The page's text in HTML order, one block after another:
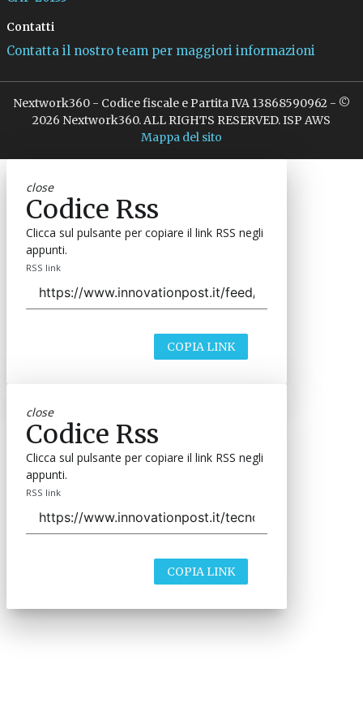
Contatti
Contatta il nostro team per maggiori informazioni
Nextwork360 - Codice fiscale e Partita IVA 13868590962 - ©
2026 Nextwork360. ALL RIGHTS RESERVED. ISP AWS
Mappa del sito
close
Codice Rss
Clicca sul pulsante per copiare il link RSS negli
appunti.
RSS link
COPIA LINK
close
Codice Rss
Clicca sul pulsante per copiare il link RSS negli
appunti.
RSS link
COPIA LINK